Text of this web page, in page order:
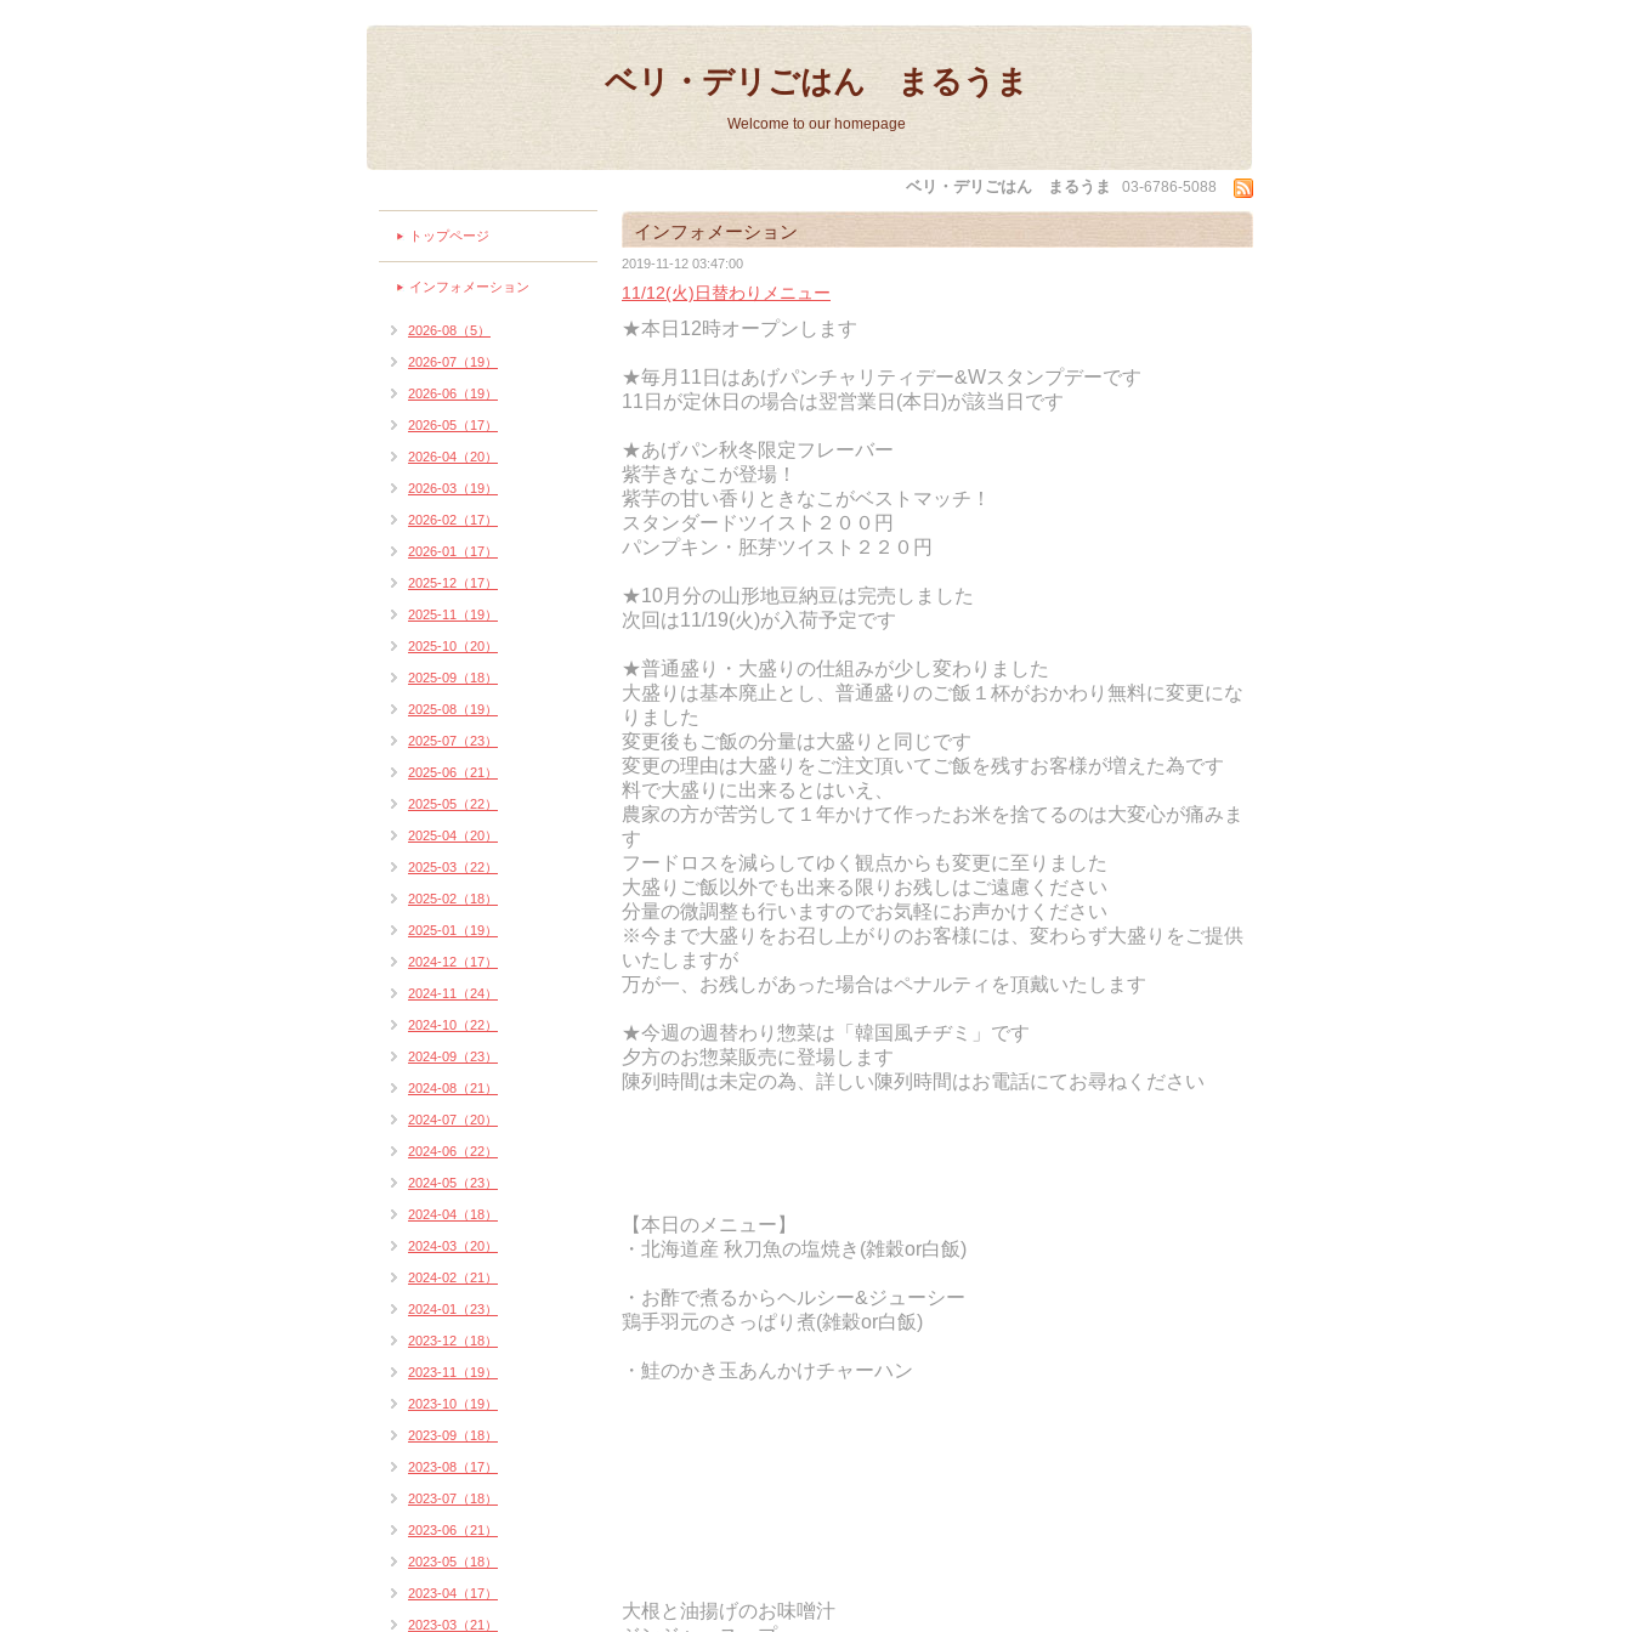
ベリ・デリごはん まるうま
Welcome to our homepage
ベリ・デリごはん まるうま 03-6786-5088
インフォメーション
2019-11-12 03:47:00
11/12(火)日替わりメニュー
★本日12時オープンします
★毎月11日はあげパンチャリティデー&Wスタンプデーです
11日が定休日の場合は翌営業日(本日)が該当日です
★あげパン秋冬限定フレーバー
紫芋きなこが登場！
紫芋の甘い香りときなこがベストマッチ！
スタンダードツイスト２００円
パンプキン・胚芽ツイスト２２０円
★10月分の山形地豆納豆は完売しました
次回は11/19(火)が入荷予定です
★普通盛り・大盛りの仕組みが少し変わりました
大盛りは基本廃止とし、普通盛りのご飯１杯がおかわり無料に変更にな
りました
変更後もご飯の分量は大盛りと同じです
変更の理由は大盛りをご注文頂いてご飯を残すお客様が増えた為です
料で大盛りに出来るとはいえ、
農家の方が苦労して１年かけて作ったお米を捨てるのは大変心が痛みま
す
フードロスを減らしてゆく観点からも変更に至りました
大盛りご飯以外でも出来る限りお残しはご遠慮ください
分量の微調整も行いますのでお気軽にお声かけください
※今まで大盛りをお召し上がりのお客様には、変わらず大盛りをご提供
いたしますが
万が一、お残しがあった場合はペナルティを頂戴いたします
★今週の週替わり惣菜は「韓国風チヂミ」です
夕方のお惣菜販売に登場します
陳列時間は未定の為、詳しい陳列時間はお電話にてお尋ねください
【本日のメニュー】
・北海道産 秋刀魚の塩焼き (雑穀or白飯)
・お酢で煮るからヘルシー&ジューシー
鶏手羽元のさっぱり煮(雑穀or白飯)
・鮭のかき玉あんかけチャーハン
大根と油揚げのお味噌汁
トップページ
インフォメーション
2026-08（5）
2026-07（19）
2026-06（19）
2026-05（17）
2026-04（20）
2026-03（19）
2026-02（17）
2026-01（17）
2025-12（17）
2025-11（19）
2025-10（20）
2025-09（18）
2025-08（19）
2025-07（23）
2025-06（21）
2025-05（22）
2025-04（20）
2025-03（22）
2025-02（18）
2025-01（19）
2024-12（17）
2024-11（24）
2024-10（22）
2024-09（23）
2024-08（21）
2024-07（20）
2024-06（22）
2024-05（23）
2024-04（18）
2024-03（20）
2024-02（21）
2024-01（23）
2023-12（18）
2023-11（19）
2023-10（19）
2023-09（18）
2023-08（17）
2023-07（18）
2023-06（21）
2023-05（18）
2023-04（17）
2023-03（21）